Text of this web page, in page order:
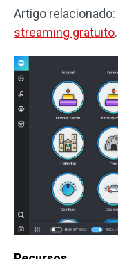
Artigo relacionado:
streaming gratuito.